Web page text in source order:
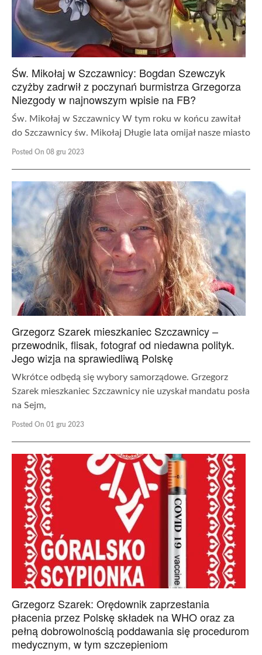
Św. Mikołaj w Szczawnicy: Bogdan Szewczyk
czyżby zadrwił z poczynań burmistrza Grzegorza
Niezgody w najnowszym wpisie na FB?
Św. Mikołaj w Szczawnicy W tym roku w końcu zawitał
do Szczawnicy św. Mikołaj Długie lata omijał nasze miasto
Posted On 08 gru 2023
Grzegorz Szarek mieszkaniec Szczawnicy –
przewodnik, flisak, fotograf od niedawna polityk.
Jego wizja na sprawiedliwą Polskę
Wkrótce odbędą się wybory samorządowe. Grzegorz
Szarek mieszkaniec Szczawnicy nie uzyskał mandatu posła
na Sejm,
Posted On 01 gru 2023
Grzegorz Szarek: Orędownik zaprzestania
płacenia przez Polskę składek na WHO oraz za
pełną dobrowolnością poddawania się procedurom
medycznym, w tym szczepieniom